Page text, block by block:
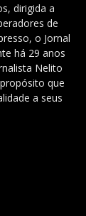
dirigida a
de
o Jornal
há 29 anos
Nelito
que
a seus